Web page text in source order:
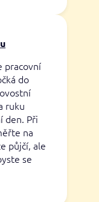
pracovní
do
ruku
den. Při
na
půjčí, ale
se